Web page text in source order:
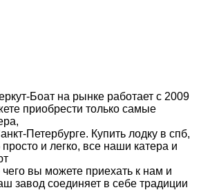
Боат на рынке работает с 2009
приобрести только самые
Петербурге. Купить лодку в спб,
просто и легко, все наши катера и
чего вы можете приехать к нам и
завод соединяет в себе традиции